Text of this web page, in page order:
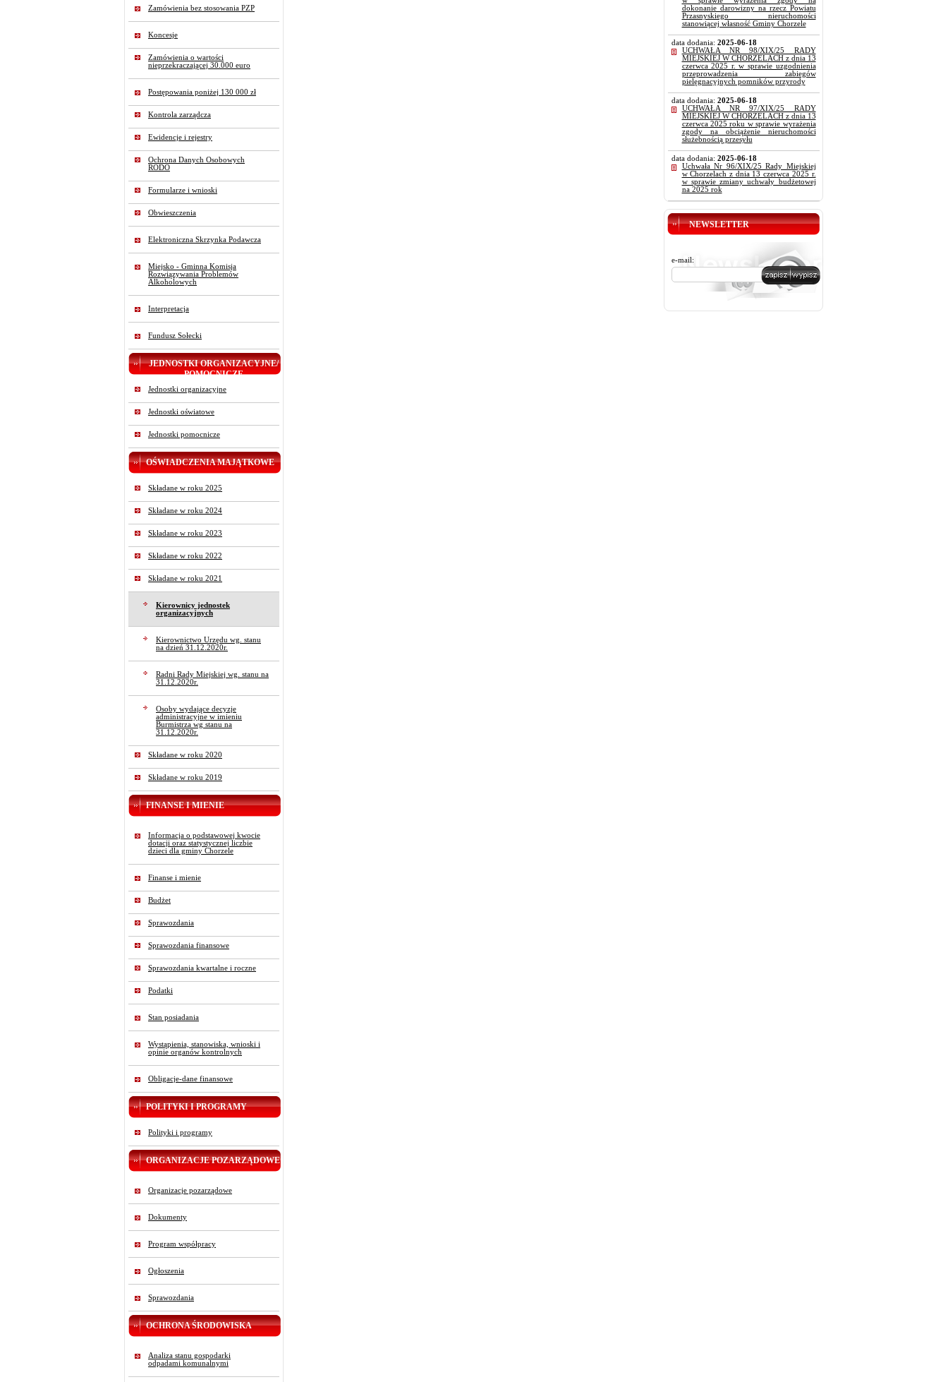
Zamówienia bez stosowania PZP
Koncesje
Zamówienia o wartości
nieprzekraczającej 30.000 euro
Postępowania poniżej 130 000 zł
Kontrola zarządcza
Ewidencje i rejestry
Ochrona Danych Osobowych
RODO
Formularze i wnioski
Obwieszczenia
Elektroniczna Skrzynka Podawcza
Miejsko - Gminna Komisja
Rozwiązywania Problemów
Alkoholowych
Interpretacja
Fundusz Sołecki
JEDNOSTKI ORGANIZACYJNE/
POMOCNICZE
Jednostki organizacyjne
Jednostki oświatowe
Jednostki pomocnicze
OŚWIADCZENIA MAJĄTKOWE
Składane w roku 2025
Składane w roku 2024
Składane w roku 2023
Składane w roku 2022
Składane w roku 2021
Kierownicy jednostek
organizacyjnych
Kierownictwo Urzędu wg. stanu
na dzień 31.12.2020r.
Radni Rady Miejskiej wg. stanu na
31.12.2020r.
Osoby wydające decyzje
administracyjne w imieniu
Burmistrza wg stanu na
31.12.2020r.
Składane w roku 2020
Składane w roku 2019
FINANSE I MIENIE
Informacja o podstawowej kwocie
dotacji oraz statystycznej liczbie
dzieci dla gminy Chorzele
Finanse i mienie
Budżet
Sprawozdania
Sprawozdania finansowe
Sprawozdania kwartalne i roczne
Podatki
Stan posiadania
Wystąpienia, stanowiska, wnioski i
opinie organów kontrolnych
Obligacje-dane finansowe
POLITYKI I PROGRAMY
Polityki i programy
ORGANIZACJE POZARZĄDOWE
Organizacje pozarządowe
Dokumenty
Program współpracy
Ogłoszenia
Sprawozdania
OCHRONA ŚRODOWISKA
Analiza stanu gospodarki
odpadami komunalnymi
dokonanie darowizny na rzecz Powiatu
Przasnyskiego nieruchomości
stanowiącej własność Gminy Chorzele
data dodania: 2025-06-18
UCHWAŁA NR 98/XIX/25 RADY
MIEJSKIEJ W CHORZELACH z dnia 13
czerwca 2025 r. w sprawie uzgodnienia
przeprowadzenia zabiegów
pielęgnacyjnych pomników przyrody
data dodania: 2025-06-18
UCHWAŁA NR 97/XIX/25 RADY
MIEJSKIEJ W CHORZELACH z dnia 13
czerwca 2025 roku w sprawie wyrażenia
zgody na obciążenie nieruchomości
służebnością przesyłu
data dodania: 2025-06-18
Uchwała Nr 96/XIX/25 Rady Miejskiej
w Chorzelach z dnia 13 czerwca 2025 r.
w sprawie zmiany uchwały budżetowej
na 2025 rok
NEWSLETTER
e-mail: